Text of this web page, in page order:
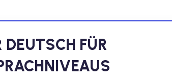
DEUTSCH FÜR